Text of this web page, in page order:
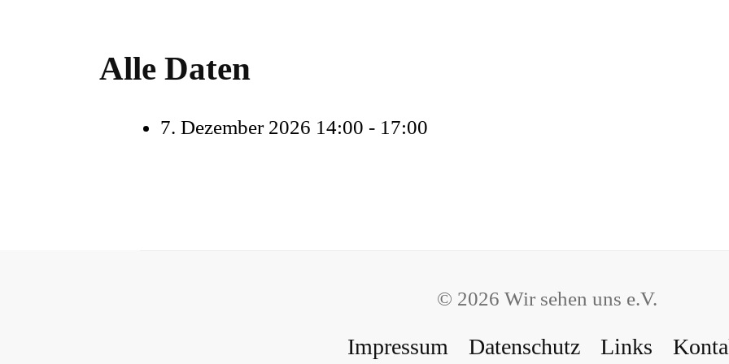
Alle Daten
7. Dezember 2026 14:00 - 17:00
© 2026 Wir sehen uns e.V.
Impressum Datenschutz Links